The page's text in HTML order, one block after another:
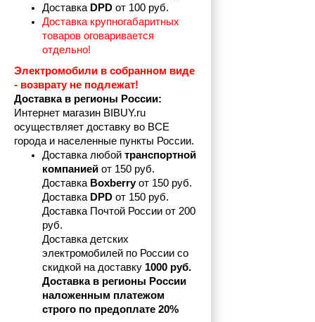
Доставка DPD от 100 руб.
Доставка крупногабаритных
товаров оговаривается
отдельно!
Электромобили в собранном виде
- возврату не подлежат!
Доставка в регионы России:
Интернет магазин BIBUY.ru
осуществляет доставку во ВСЕ
города и населенные пункты России.
Доставка любой транспортной
компанией от 150 руб.
Доставка Boxberry от 150 руб.
Доставка DPD от 150 руб.
Доставка Почтой России от 200
руб.
Доставка детских
электромобилей по России со
скидкой на доставку 1000 руб.
Доставка в регионы России
наложенным платежом
строго по предоплате 20%